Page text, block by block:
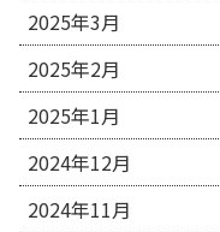
2025年3月
2025年2月
2025年1月
2024年12月
2024年11月